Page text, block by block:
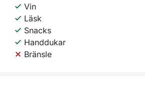
Vin
Läsk
Snacks
Handdukar
Bränsle